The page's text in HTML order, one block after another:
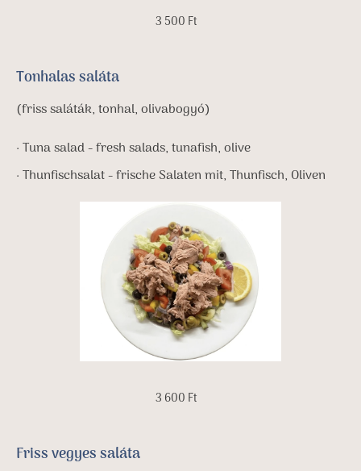
3 500 Ft
Tonhalas saláta
(friss saláták, tonhal, olivabogyó)
· Tuna salad - fresh salads, tunafish, olive
· Thunfischsalat - frische Salaten mit, Thunfisch, Oliven
3 600 Ft
Friss vegyes saláta